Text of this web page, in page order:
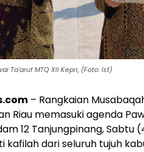
Ta'aruf MTQ XII Kepri, (Foto: Ist)
– Rangkaian
Riau memasuki agenda
12 Tanjungpinang, Sabtu
kafilah dari seluruh tujuh